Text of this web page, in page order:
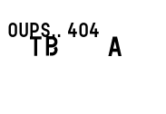
oups.. 404